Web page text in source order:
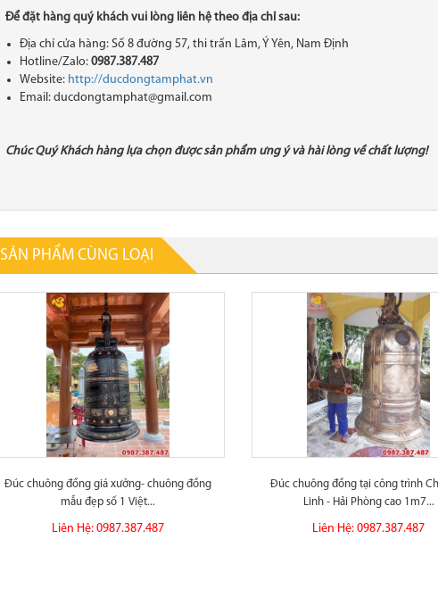
Để đặt hàng quý khách vui lòng liên hệ theo địa chỉ sau:
Địa chỉ cửa hàng: Số 8 đường 57, thi trấn Lâm, Ý Yên, Nam Định
Hotline/Zalo: 0987.387.487
Website: http://ducdongtamphat.vn
Email: ducdongtamphat@gmail.com
Chúc Quý Khách hàng lựa chọn được sản phẩm ưng ý và hài lòng về chất lượng!
SẢN PHẨM CÙNG LOẠI
Đúc chuông đồng giá xưởng- chuông đồng
mẫu đẹp số 1 Việt...
Liên Hệ: 0987.387.487
Đúc chuông đồng tại công trình
Linh - Hải Phòng cao 1m7...
Liên Hệ: 0987.387.487